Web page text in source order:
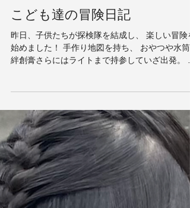
2025年4月9日
こども達の冒険日記
始めました！ 手作り地図を持ち、 おやつや水筒
初に向かったのは、我が家の庭周辺。 以前は通
過ぎるだけでしたが、 今日こそじっくり探検す
そうで、...